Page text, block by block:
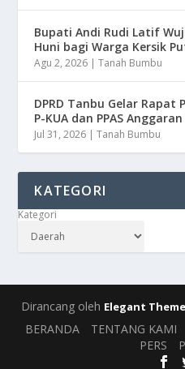
Bupati Andi Rudi Latif
Huni bagi Warga Kersik
Agu 2, 2026 |Tanah Bumbu
DPRD Tanbu Gelar Rapat
P-KUA dan PPAS
Jul 31, 2026 |Tanah Bumbu
KATEGORI
Kategori
Dirancang oleh Elegant
BERANDA TENTANG KAMI
PERS